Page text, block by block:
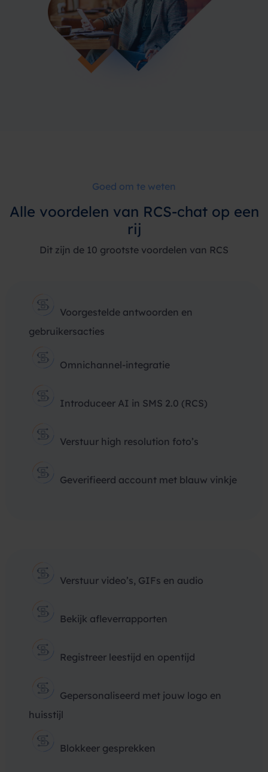
Goed om te weten
Alle voordelen van RCS-chat op een
rij
Dit zijn de 10 grootste voordelen van RCS
Voorgestelde antwoorden en
gebruikersacties
Omnichannel-integratie
Introduceer AI in SMS 2.0 (RCS)
Verstuur high resolution foto’s
Geverifieerd account met blauw vinkje
Verstuur video’s, GIFs en audio
Bekijk afleverrapporten
Registreer leestijd en opentijd
Gepersonaliseerd met jouw logo en
huisstijl
Blokkeer gesprekken